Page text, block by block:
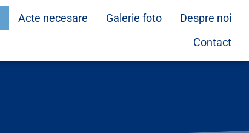
Acte necesare Galerie foto
Despre noi
Contact